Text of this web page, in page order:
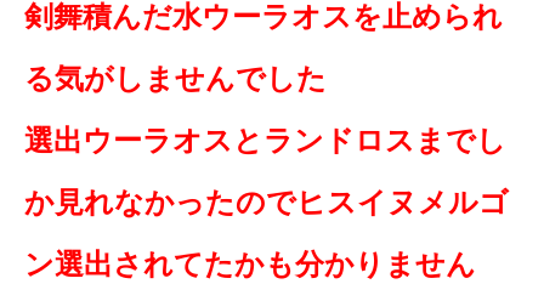
剣舞積んだ水ウーラオスを止められ
る気がしませんでした
選出ウーラオスとランドロスまでし
か見れなかったのでヒスイヌメルゴ
ン選出されてたかも分かりません